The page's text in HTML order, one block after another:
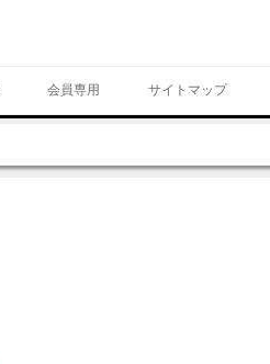
会員専用 サイトマップ